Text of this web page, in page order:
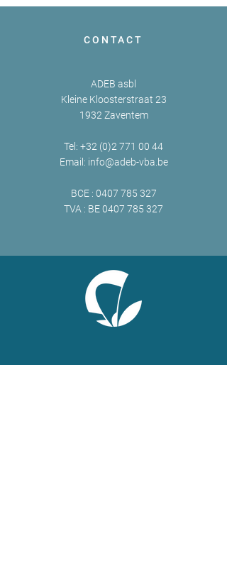
CONTACT
ADEB asbl
Kleine Kloosterstraat 23
1932 Zaventem
Tel: +32 (0)2 771 00 44
Email: info@adeb-vba.be
BCE : 0407 785 327
TVA : BE0407 785 327